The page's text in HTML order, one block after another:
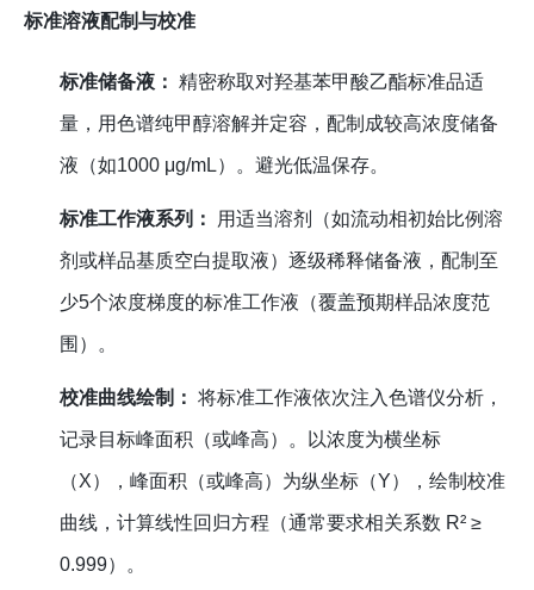
标准溶液配制与校准
标准储备液： 精密称取对羟基苯甲酸乙酯标准品适
量，用色谱纯甲醇溶解并定容，配制成较高浓度储备
液（如1000 μg/mL）。避光低温保存。
标准工作液系列： 用适当溶剂（如流动相初始比例溶
剂或样品基质空白提取液）逐级稀释储备液，配制至
少5个浓度梯度的标准工作液（覆盖预期样品浓度范
围）。
校准曲线绘制： 将标准工作液依次注入色谱仪分析，
记录目标峰面积（或峰高）。以浓度为横坐标
（X），峰面积（或峰高）为纵坐标（Y），绘制校准
曲线，计算线性回归方程（通常要求相关系数 R² ≥
0.999）。